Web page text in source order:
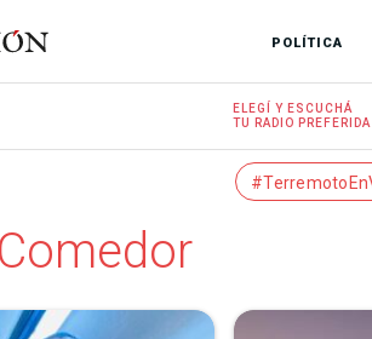
POLÍTICA
ELEGÍ Y ESCUCHÁ
TU RADIO PREFERIDA